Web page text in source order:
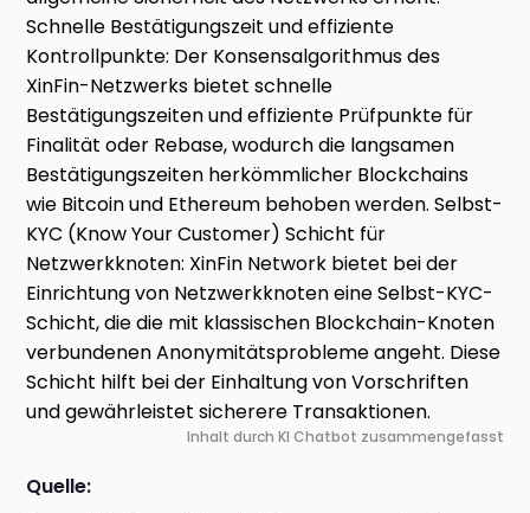
Schnelle Bestätigungszeit und effiziente
Kontrollpunkte: Der Konsensalgorithmus des
XinFin-Netzwerks bietet schnelle
Bestätigungszeiten und effiziente Prüfpunkte für
Finalität oder Rebase, wodurch die langsamen
Bestätigungszeiten herkömmlicher Blockchains
wie Bitcoin und Ethereum behoben werden. Selbst-
KYC (Know Your Customer) Schicht für
Netzwerkknoten: XinFin Network bietet bei der
Einrichtung von Netzwerkknoten eine Selbst-KYC-
Schicht, die die mit klassischen Blockchain-Knoten
verbundenen Anonymitätsprobleme angeht. Diese
Schicht hilft bei der Einhaltung von Vorschriften
und gewährleistet sicherere Transaktionen.
Inhalt durch KI Chatbot zusammengefasst
Quelle: